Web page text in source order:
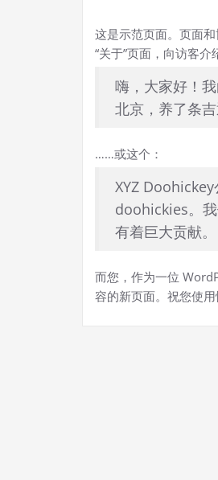
这是示范页面。页面
“关于”页面，向访客介
嗨，大家好！
北京，养了条
……或这个：
XYZ
doohickies。
有着巨大贡献。
而您，作为一位
容的新页面。祝您使用